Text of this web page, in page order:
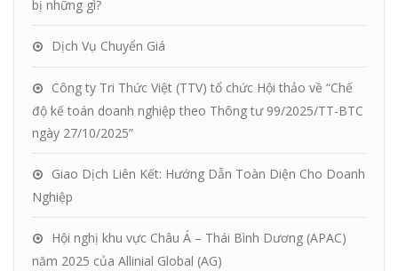
bị những gì?
Dịch Vụ Chuyển Giá
Công ty Tri Thức Việt (TTV) tổ chức Hội thảo về “Chế
độ kế toán doanh nghiệp theo Thông tư 99/2025/TT-BTC
ngày 27/10/2025”
Giao Dịch Liên Kết: Hướng Dẫn Toàn Diện Cho Doanh
Nghiệp
Hội nghị khu vực Châu Á – Thái Bình Dương (APAC)
năm 2025 của Allinial Global (AG)